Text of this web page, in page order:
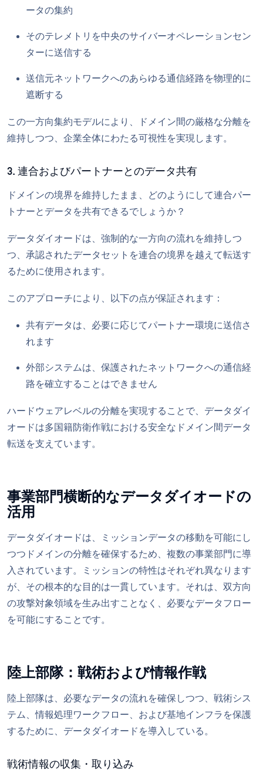
ータの集約
そのテレメトリを中央のサイバーオペレーションセン
ターに送信する
送信元ネットワークへのあらゆる通信経路を物理的に
遮断する
この一方向集約モデルにより、ドメイン間の厳格な分離を
維持しつつ、企業全体にわたる可視性を実現します。
3. 連合およびパートナーとのデータ共有
ドメインの境界を維持したまま、どのようにして連合パー
トナーとデータを共有できるでしょうか？
データダイオードは、強制的な一方向の流れを維持しつ
つ、承認されたデータセットを連合の境界を越えて転送す
るために使用されます。
このアプローチにより、以下の点が保証されます：
共有データは、必要に応じてパートナー環境に送信さ
れます
外部システムは、保護されたネットワークへの通信経
路を確立することはできません
ハードウェアレベルの分離を実現することで、データダイ
オードは多国籍防衛作戦における安全なドメイン間データ
転送を支えています。
事業部門横断的なデータダイオードの
活用
データダイオードは、ミッションデータの移動を可能にし
つつドメインの分離を確保するため、複数の事業部門に導
入されています。ミッションの特性はそれぞれ異なります
が、その根本的な目的は一貫しています。それは、双方向
の攻撃対象領域を生み出すことなく、必要なデータフロー
を可能にすることです。
陸上部隊：戦術および情報作戦
陸上部隊は、必要なデータの流れを確保しつつ、戦術シス
テム、情報処理ワークフロー、および基地インフラを保護
するために、データダイオードを導入している。
戦術情報の収集・取り込み